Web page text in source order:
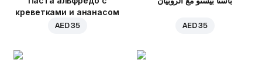
креветками и ананасом
AED 35 AED 35